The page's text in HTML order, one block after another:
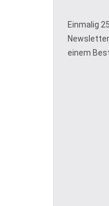
Einmalig
einem